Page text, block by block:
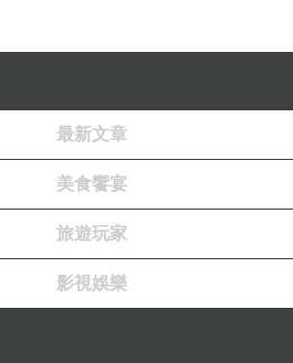
最新文章
美食饗宴
旅遊玩家
影視娛樂